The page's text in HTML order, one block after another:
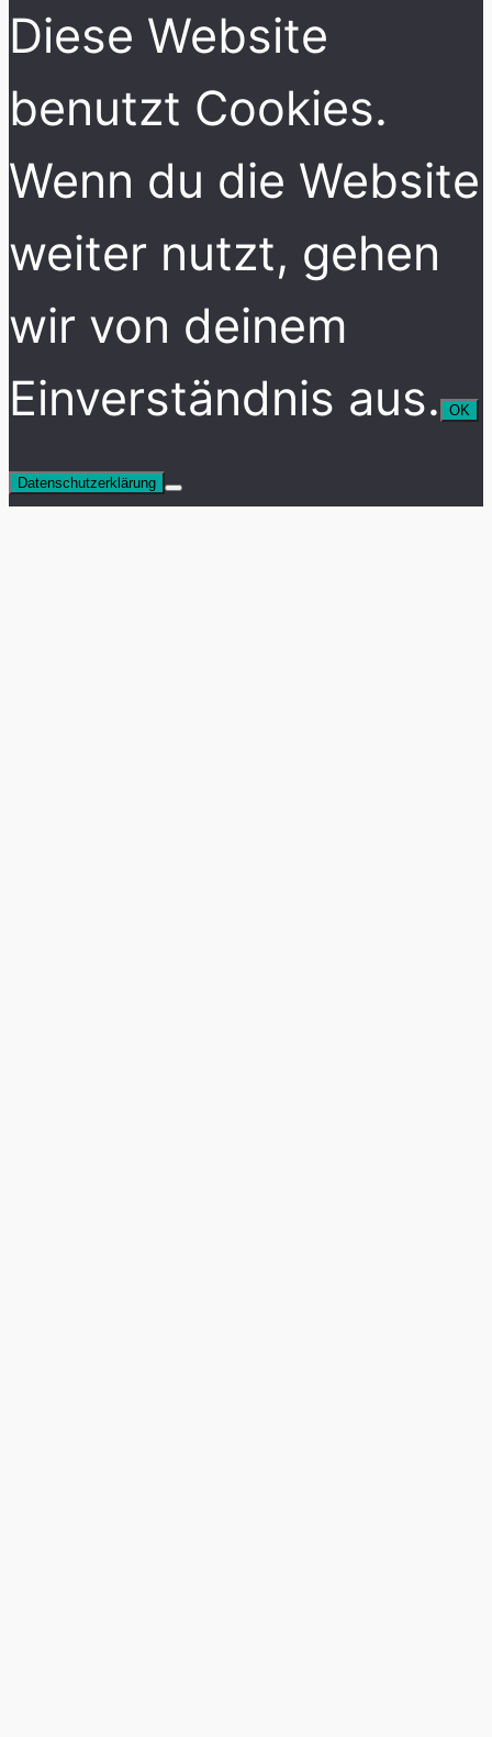
Diese Website
benutzt Cookies.
Wenn du die Website
weiter nutzt, gehen
wir von deinem
Einverständnis aus.
OK
Datenschutzerklärung